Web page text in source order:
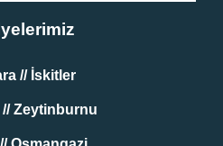
// İskitler
// Zeytinburnu